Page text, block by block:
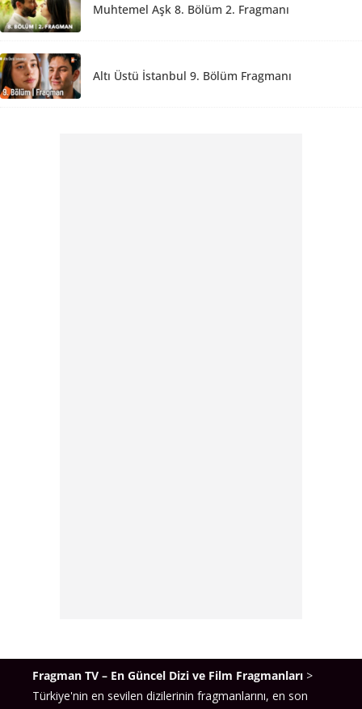
Muhtemel Aşk 8. Bölüm 2. Fragmanı
Altı Üstü İstanbul 9. Bölüm Fragmanı
Fragman TV – En Güncel Dizi ve Film Fragmanları >
Türkiye'nin en sevilen dizilerinin fragmanlarını, en son